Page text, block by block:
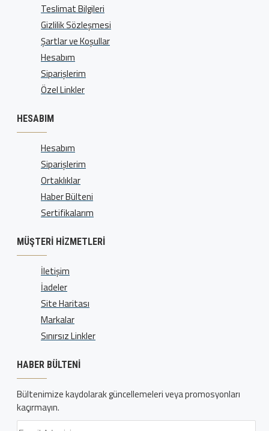
Teslimat Bilgileri
Gizlilik Sözleşmesi
Şartlar ve Koşullar
Hesabım
Siparişlerim
Özel Linkler
HESABIM
Hesabım
Siparişlerim
Ortaklıklar
Haber Bülteni
Sertifikalarım
MÜŞTERI HIZMETLERI
İletişim
İadeler
Site Haritası
Markalar
Sınırsız Linkler
HABER BÜLTENI
Bültenimize kaydolarak güncellemeleri veya promosyonları
kaçırmayın.